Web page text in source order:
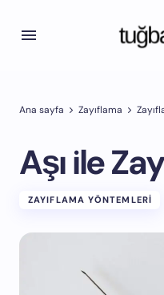
Ana sayfa Zayıflama
Aşı ile
ZAYIFLAMA YÖNTEMLERI